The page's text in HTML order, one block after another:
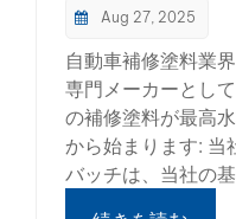
Aug 27, 2025
自動車補修塗料業
専門メーカーとし
の補修塗料が最高
から始まります: 当
バッチは、当社の